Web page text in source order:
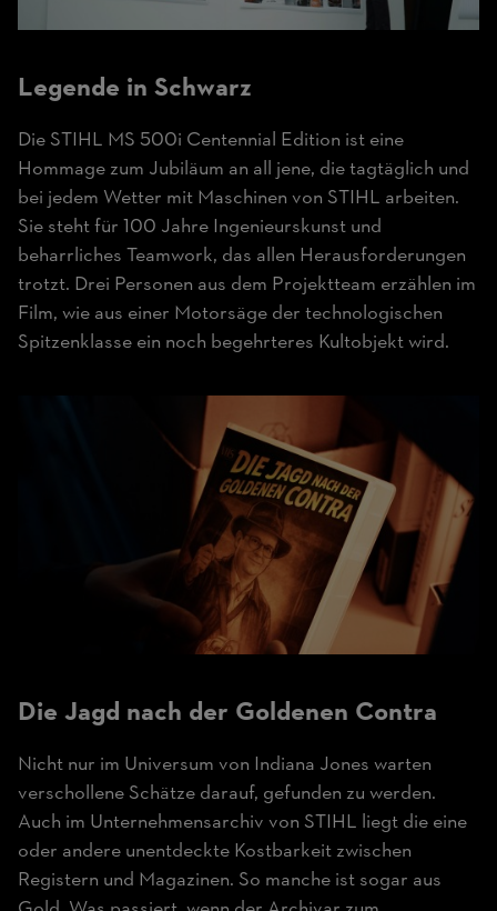
Legende in Schwarz
Die STIHL MS 500i Centennial Edition ist eine
Hommage zum Jubiläum an all jene, die tagtäglich und
bei jedem Wetter mit Maschinen von STIHL arbeiten.
Sie steht für 100 Jahre Ingenieurskunst und
beharrliches Teamwork, das allen Herausforderungen
trotzt. Drei Personen aus dem Projektteam erzählen im
Film, wie aus einer Motorsäge der technologischen
Spitzenklasse ein noch begehrteres Kultobjekt wird.
Die Jagd nach der Goldenen Contra
Nicht nur im Universum von Indiana Jones warten
verschollene Schätze darauf, gefunden zu werden.
Auch im Unternehmensarchiv von STIHL liegt die eine
oder andere unentdeckte Kostbarkeit zwischen
Registern und Magazinen. So manche ist sogar aus